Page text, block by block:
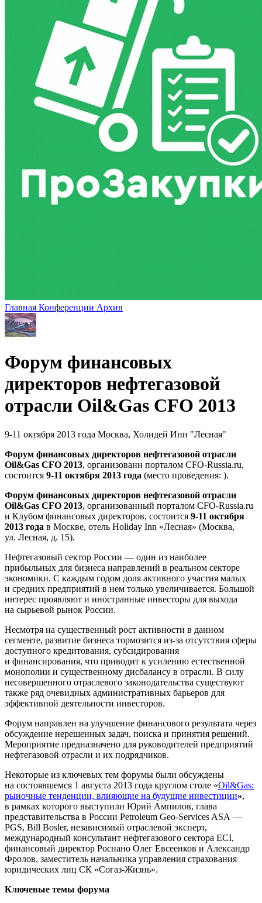
Главная Конференции Архив
Форум финансовых
директоров нефтегазовой
отрасли Oil&Gas CFO 2013
9-11 октября 2013 года Москва, Холидей Инн "Лесная"
Форум финансовых директоров нефтегазовой отрасли
Oil&Gas CFO 2013, организованн порталом CFO-Russia.ru,
состоится 9-11 октября 2013 года (место проведения: ).
Форум финансовых директоров нефтегазовой отрасли
Oil&Gas CFO 2013, организованный порталом CFO-Russia.ru
и Клубом финансовых директоров, состоится 9-11 октября
2013 года в Москве, отель Holiday Inn «Лесная» (Москва,
ул. Лесная, д. 15).
Нефтегазовый сектор России — один из наиболее
прибыльных для бизнеса направлений в реальном секторе
экономики. С каждым годом доля активного участия малых
и средних предприятий в нем только увеличивается. Большой
интерес проявляют и иностранные инвесторы для выхода
на сырьевой рынок России.
Несмотря на существенный рост активности в данном
сегменте, развитие бизнеса тормозится из-за отсутствия сферы
доступного кредитования, субсидирования
и финансирования, что приводит к усилению естественной
монополии и существенному дисбалансу в отрасли. В силу
несовершенного отраслевого законодательства существуют
также ряд очевидных административных барьеров для
эффективной деятельности инвесторов.
Форум направлен на улучшение финансового результата через
обсуждение нерешенных задач, поиска и принятия решений.
Мероприятие предназначено для руководителей предприятий
нефтегазовой отрасли и их подрядчиков.
Некоторые из ключевых тем форумы были обсуждены
на состоявшемся 1 августа 2013 года круглом столе «Oil&Gas:
рыночные тенденции, влияющие на будущие инвестиции»,
в рамках которого выступили Юрий Ампилов, глава
представительства в России Petroleum Geo-Services ASA —
PGS, Bill Bosler, независимый отраслевой эксперт,
международный консультант нефтегазового сектора ECI,
финансовый директор Роснано Олег Евсеенков и Александр
Фролов, заместитель начальника управления страхования
юридических лиц СК «Согаз-Жизнь».
Ключевые темы форума